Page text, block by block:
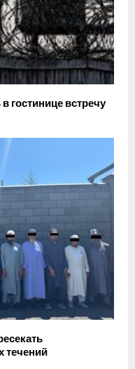
гостинице встречу
течений